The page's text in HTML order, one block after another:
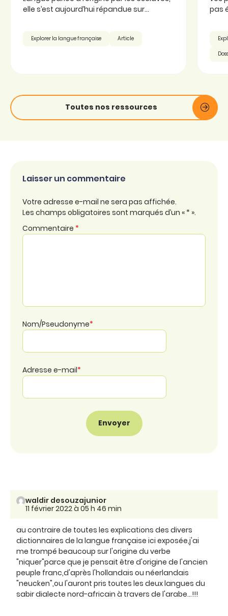
elle s’est aujourd’hui répandue sur...
Explorer la langue française Article
pas
Toutes nos ressources
Laisser un commentaire
Votre adresse e-mail ne sera pas affichée.
Les champs obligatoires sont marqués d’un « * ».
Commentaire *
Nom/Pseudonyme*
Adresse e-mail*
waldir desouzajunior
11 février 2022 à 05 h 46 min
au contraire de toutes les explications des divers
dictionnaires de la langue française ici exposée,j'ai
me trompé beaucoup sur l'origine du verbe
"niquer"parce que je pensait être d'origine de l'ancien
peuple franc,d'après l'hollandais ou néerlandais
"neucken",ou l'auront pris toutes les deux langues du
sabir dialecte nord-africain à travers de l'arabe...!!!